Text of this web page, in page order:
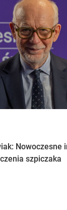
Nowoczesne
szpiczaka